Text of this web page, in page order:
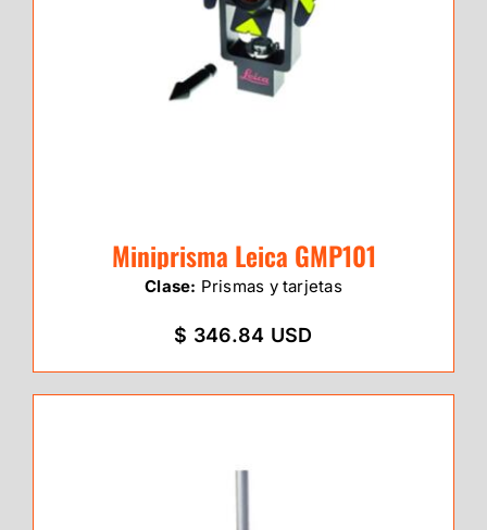
Miniprisma Leica GMP101
Clase: Prismas y tarjetas
$ 346.84 USD